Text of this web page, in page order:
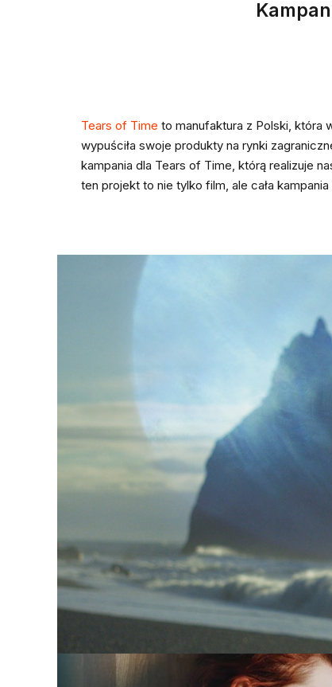
Tears of Time to manufaktura z Polski, która
wypuściła swoje produkty na rynki
kampania dla Tears of Time, którą realizuje
ten projekt to nie tylko film, ale cała